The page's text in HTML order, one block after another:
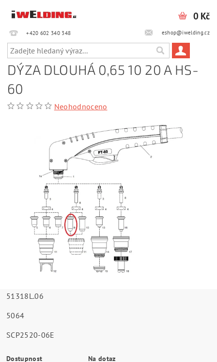
+420 602 340 348‎‎ eshop@iwelding.cz
0 Kč
DÝZA DLOUHÁ 0,65 10 20 A HS-
60
Neohodnoceno
51318L.06
5064
SCP2520-06E
Dostupnost Na dotaz